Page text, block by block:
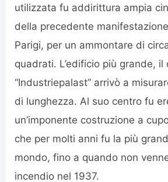
utilizzata fu addirittura ampia
della precedente
Parigi, per un ammontare di
quadrati. L’edificio più grande, il
“Industriepalast” arrivò a
di lunghezza. Al suo centro fu
un’imponente costruzione a
che per molti anni fu la più
mondo, fino a quando non
incendio nel 1937.